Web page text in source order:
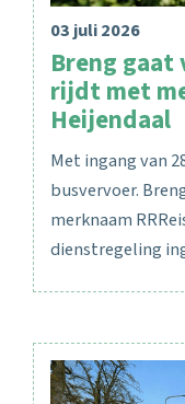
03 juli 2026
Breng gaat
rijdt met
Heijendaal
Met ingang van
busvervoer.
merknaam
dienstregeling